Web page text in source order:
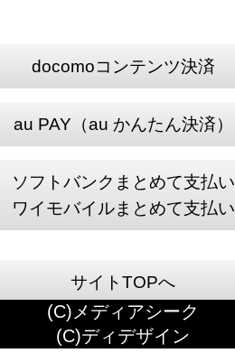
docomoコンテンツ決済
au PAY（au かんたん決済）
ソフトバンクまとめて支払い
ワイモバイルまとめて支払い
サイトTOPへ
(C)メディアシーク
(C)ディデザイン